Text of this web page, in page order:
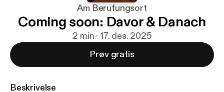
Am Berufungsort
Coming soon: Davor & Danach
2 min · 17. des. 2025
Prøv gratis
Beskrivelse